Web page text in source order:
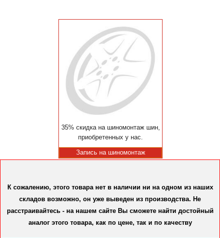
35% скидка на шиномонтаж шин,
приобретенных у нас.
Запись на шиномонтаж
К сожалению, этого товара нет в наличии ни на одном из наших
складов возможно, он уже выведен из производства. Не
расстраивайтесь - на нашем сайте Вы сможете найти достойный
аналог этого товара, как по цене, так и по качеству